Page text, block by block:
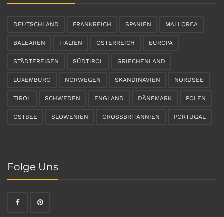
DEUTSCHLAND FRANKREICH SPANIEN MALLORCA
BALEAREN ITALIEN ÖSTERREICH EUROPA
STÄDTEREISEN SÜDTIROL GRIECHENLAND
LUXEMBURG NORWEGEN SKANDINAVIEN NORDSEE
TIROL SCHWEDEN ENGLAND DÄNEMARK POLEN
OSTSEE SLOWENIEN GROSSBRITANNIEN PORTUGAL
Folge Uns